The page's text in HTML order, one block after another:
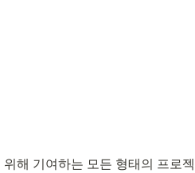
해 기여하는 모든 형태의 프로젝